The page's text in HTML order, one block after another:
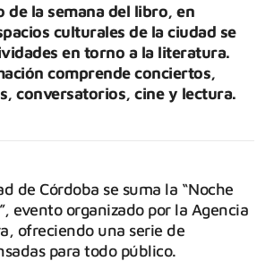
de la semana del libro, en
culturales de la ciudad se
en torno a la literatura.
comprende conciertos,
conversatorios, cine y lectura.
de Córdoba se suma la “Noche
evento organizado por la Agencia
ofreciendo una serie de
para todo público.